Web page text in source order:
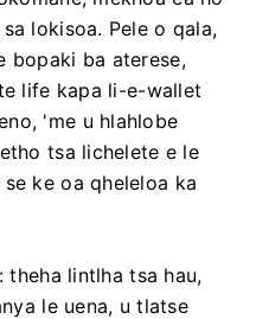
lokisoa. Pele o qala,
bopaki ba aterese,
life kapa li-e-wallet
'me u hlahlobe
tsa lichelete e le
ke oa qheleloa ka
theha lintlha tsa hau,
le uena, u tlatse